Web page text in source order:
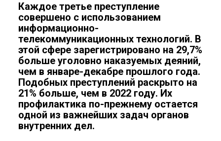
Каждое третье преступление
совершено с использованием
информационно-
телекоммуникационных технологий. В
этой сфере зарегистрировано на 29,7%
больше уголовно наказуемых деяний,
чем в январе-декабре прошлого года.
Подобных преступлений раскрыто на
21% больше, чем в 2022 году. Их
профилактика по-прежнему остается
одной из важнейших задач органов
внутренних дел.